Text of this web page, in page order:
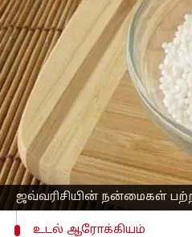
ஜவ்வரிசியின் நன்மைகள் பற்றி
ஊட்டச்சத்து
இதய ஆரோக்கிய
குறைக்கும் என்று
உடல் எடை
உணவில்
உடல் ஆரோக்கியம்